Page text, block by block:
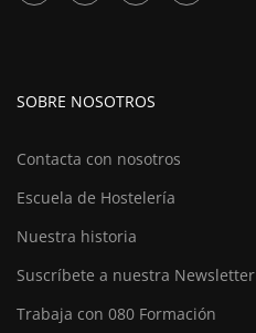
SOBRE NOSOTROS
Contacta con nosotros
Escuela de Hostelería
Nuestra historia
Suscríbete a nuestra Newsletter
Trabaja con 080 Formación